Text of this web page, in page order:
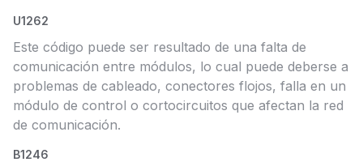
U1262
Este código puede ser resultado de una falta de
comunicación entre módulos, lo cual puede deberse a
problemas de cableado, conectores flojos, falla en un
módulo de control o cortocircuitos que afectan la red
de comunicación.
B1246